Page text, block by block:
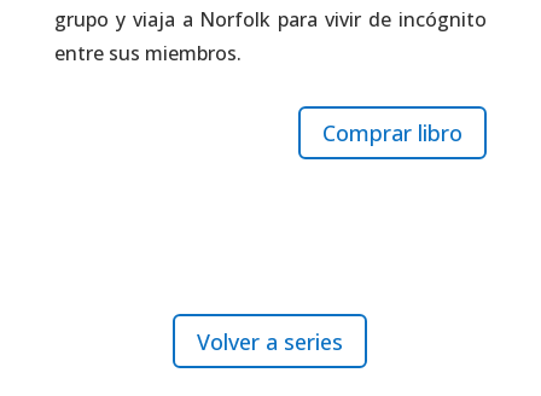
grupo y viaja a Norfolk para vivir de incógnito
entre sus miembros.
Comprar libro
Volver a series